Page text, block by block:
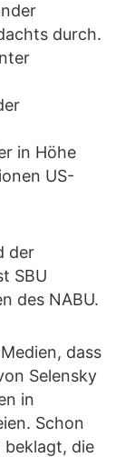
durch.
in Höhe
US-
der
SBU
des NABU.
dass
Selensky
in
Schon
beklagt, die